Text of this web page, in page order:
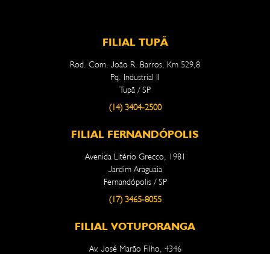
FILIAL TUPÃ
Rod. Com. João R. Barros, Km 529,8
Pq. Industrial II
Tupã / SP
(14) 3404-2500
FILIAL FERNANDÓPOLIS
Avenida Litério Grecco, 1981
Jardim Araguaia
Fernandópolis / SP
(17) 3465-8055
FILIAL VOTUPORANGA
Av. José Marão Filho, 4346